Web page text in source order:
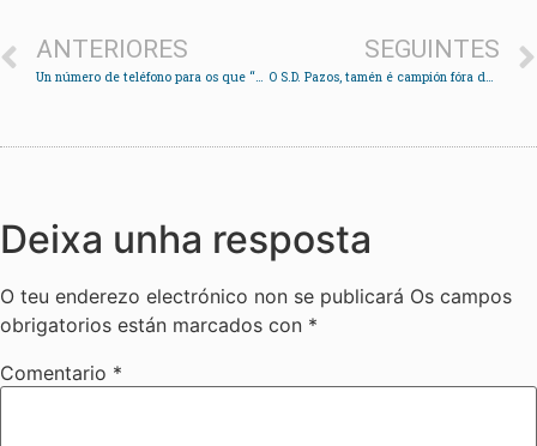
ANTERIORES
Un número de teléfono para os que “necesitan falar con alguén” en tempos de confinamento
SEGUINTES
O S.D. Pazos, tamén é campión fóra das pistas
Deixa unha resposta
O teu enderezo electrónico non se publicará Os campos
obrigatorios están marcados con *
Comentario *